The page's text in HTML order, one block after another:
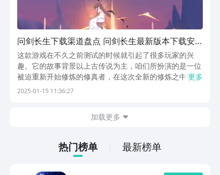
问剑长生下载渠道盘点 问剑长生最新版本下载安
装链接推荐
这款游戏在不久之前测试的时候就引起了很多玩家的兴
趣。它的故事背景以上古传说为主，咱们所扮演的是一位
被迫重新开始修炼的修真者，在这次全新的修炼之中咱们
或有着更多的福缘。下面带来问剑长生下载渠道介绍。很
更多
2025-01-15 11:36:27
加载更多
热门榜单 最新榜单